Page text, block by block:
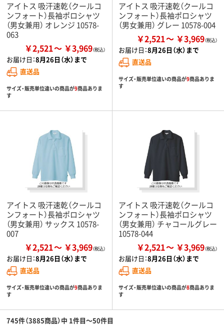
アイトス 吸汗速乾（クールコ
ンフォート）長袖ポロシャツ
（男女兼用） オレンジ 10578-
063
￥2,521 ￥3,969
お届け日：8月26日（水）まで
直送品
サイズ・販売単位違いの商品が9商品ありま
す
アイトス 吸汗速乾（クールコ
ンフォート）長袖ポロシャツ
（男女兼用） グレー 10578-004
￥2,521 ￥3,969
お届け日：8月26日（水）まで
直送品
サイズ・販売単位違いの商品が9商品ありま
す
アイトス 吸汗速乾（クールコ
ンフォート）長袖ポロシャツ
（男女兼用） サックス 10578-
007
￥2,521 ￥3,969
お届け日：8月26日（水）まで
直送品
サイズ・販売単位違いの商品が9商品ありま
す
アイトス 吸汗速乾（クールコ
ンフォート）長袖ポロシャツ
（男女兼用） チャコールグレー
10578-044
￥2,521 ￥3,969
お届け日：8月26日（水）まで
直送品
サイズ・販売単位違いの商品が8商品ありま
す
745件（3885商品）中 1件目～50件目